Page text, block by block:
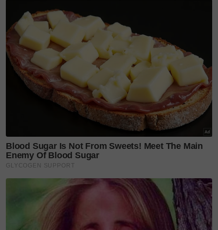
“Paling premium, Grilled Striploin Mexi Bowl
dilengkapi potong daging jenis sirloin panggang
bersama jagung bakar, hirisan avokado segar, kacang
hitam, tomato ceri, acar
pico de gallo
dan sos
sriracha aioli, bawang hijau, ketumbar dan limau,”
untuk info terkini dan bermanfaat!
Jangan lupa follow kami diFacebook,Instagram,Threads,
Twitter ,YouTube& TikTok. Join grup
untuk info dan kisah penuh inspirasi
Jangan lupa dapatkan promosi istimewa
MAKANAN
KUCING TOMKRAF
yang kini sudah berada di 37
cawangan KK Super Mart terpilih di Shah Alam atau beli
secara online di platformShopee Karangkraf Mallsekarang